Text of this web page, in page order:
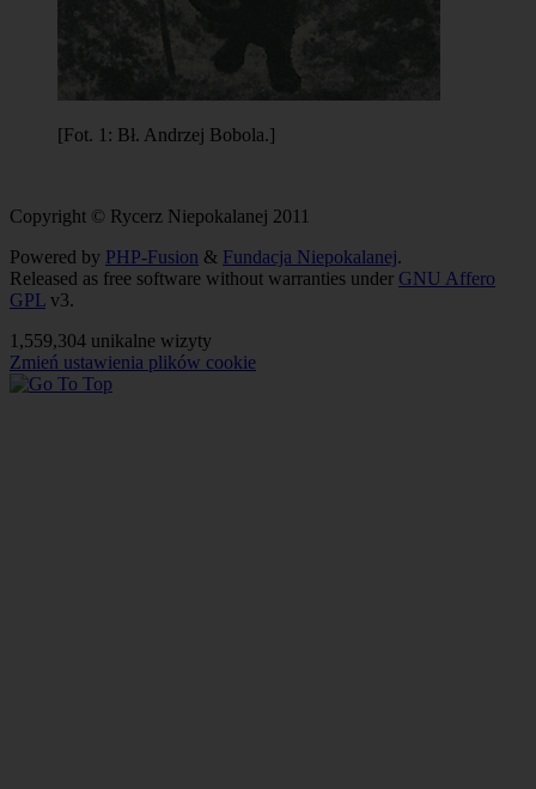
[Fot. 1: Bł. Andrzej Bobola.]
Copyright © Rycerz Niepokalanej 2011
Powered by PHP-Fusion & Fundacja Niepokalanej.
Released as free software without warranties under GNU Affero
GPL v3.
1,559,304 unikalne wizyty
Zmień ustawienia plików cookie